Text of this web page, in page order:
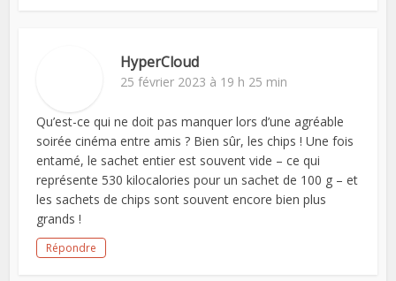
HyperCloud
25 février 2023 à 19 h 25 min
Qu’est-ce qui ne doit pas manquer lors d’une agréable
soirée cinéma entre amis ? Bien sûr, les chips ! Une fois
entamé, le sachet entier est souvent vide – ce qui
représente 530 kilocalories pour un sachet de 100 g – et
les sachets de chips sont souvent encore bien plus
grands !
Répondre